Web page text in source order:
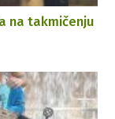
na takmičenju